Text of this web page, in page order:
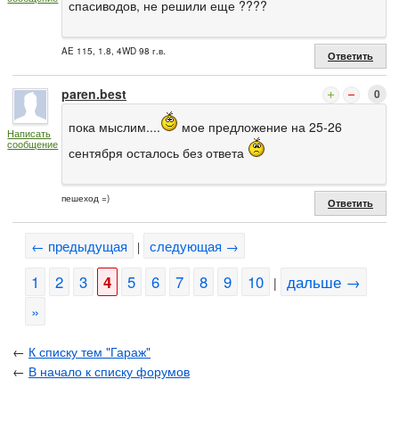
спасиводов, не решили еще ????
AE 115, 1.8, 4WD 98 г.в. Ответить
Написать
сообщение
paren.best 0
пока мыслим....
мое предложение на 25-26
сентября осталось без ответа
пешеход =) Ответить
← предыдущая | следующая →
1 2 3 4 5 6 7 8 9 10 | дальше →
»
← К списку тем "Гараж"
← В начало к списку форумов